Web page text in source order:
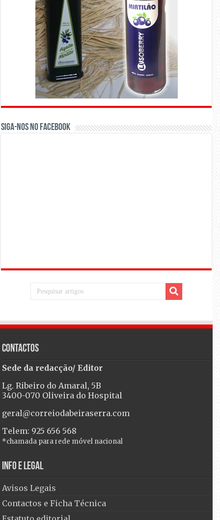
Siga-nos no Facebook
Contactos
Sede da redacção/ Editor
Lg. Ribeiro do Amaral, 5B
3400-070 Oliveira do Hospital
geral@correiodabeiraserra.com
Telem: 925 656 568
*chamada para rede móvel nacional
Info e Legal
Avisos Legais
Contactos e Ficha Técnica